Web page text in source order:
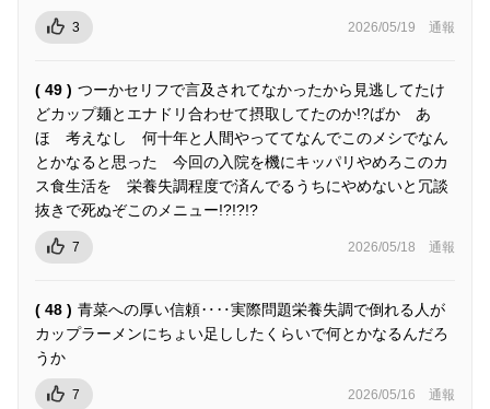
3 2026/05/19 通報
( 49 ) つーかセリフで言及されてなかったから見逃してたけ
どカップ麺とエナドリ合わせて摂取してたのか!?ばか あ
ほ 考えなし 何十年と人間やっててなんでこのメシでなん
とかなると思った 今回の入院を機にキッパリやめろこのカ
ス食生活を 栄養失調程度で済んでるうちにやめないと冗談
抜きで死ぬぞこのメニュー!?!?!?
7 2026/05/18 通報
( 48 ) 青菜への厚い信頼‥‥実際問題栄養失調で倒れる人が
カップラーメンにちょい足ししたくらいで何とかなるんだろ
うか
7 2026/05/16 通報